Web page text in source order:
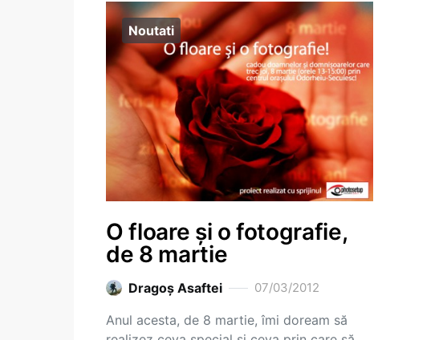
Noutati
O floare și o fotografie,
de 8 martie
Dragoş Asaftei 07/03/2012
Anul acesta, de 8 martie, îmi doream să